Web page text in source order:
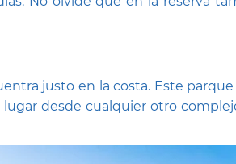
justo en la costa. Este
lugar desde cualquier otro